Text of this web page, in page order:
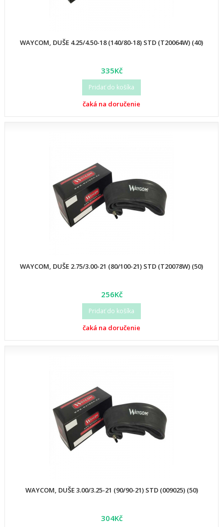
WAYCOM, DUŠE 4.25/4.50-18 (140/80-18) STD (T20064W) (40)
335Kč
Pridať do košíka
čaká na doručenie
WAYCOM, DUŠE 2.75/3.00-21 (80/100-21) STD (T20078W) (50)
256Kč
Pridať do košíka
čaká na doručenie
WAYCOM, DUŠE 3.00/3.25-21 (90/90-21) STD (009025) (50)
304Kč